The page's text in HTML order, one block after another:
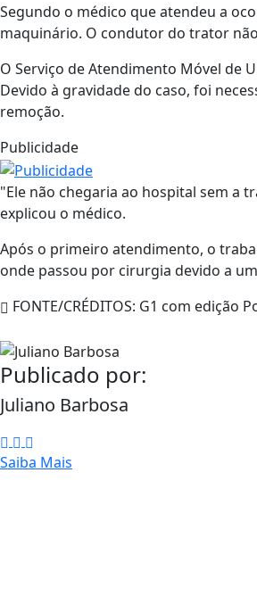
Segundo o médico que atendeu a
maquinário. O condutor do trator
O Serviço de Atendimento Móvel de
Devido à gravidade do caso, foi
remoção.
Publicidade
"Ele não chegaria ao hospital sem a
explicou o médico.
Após o primeiro atendimento, o
onde passou por cirurgia devido a
FONTE/CRÉDITOS: G1 com edição
Publicado por:
Juliano Barbosa
Saiba Mais